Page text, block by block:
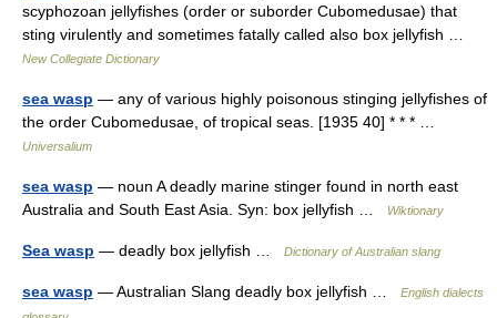
scyphozoan jellyfishes (order or suborder Cubomedusae) that
sting virulently and sometimes fatally called also box jellyfish …
New Collegiate Dictionary
sea wasp — any of various highly poisonous stinging jellyfishes of
the order Cubomedusae, of tropical seas. [1935 40] * * * …
Universalium
sea wasp — noun A deadly marine stinger found in north east
Australia and South East Asia. Syn: box jellyfish …
Wiktionary
Sea wasp — deadly box jellyfish … Dictionary of Australian slang
sea wasp — Australian Slang deadly box jellyfish …
English dialects